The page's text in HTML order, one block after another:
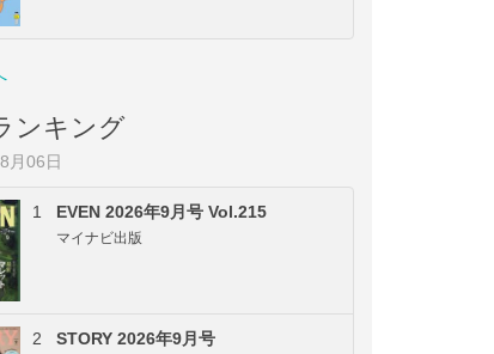
ンキング
月06日
1 EVEN 2026年9月号 Vol.215
マイナビ出版
2 STORY 2026年9月号